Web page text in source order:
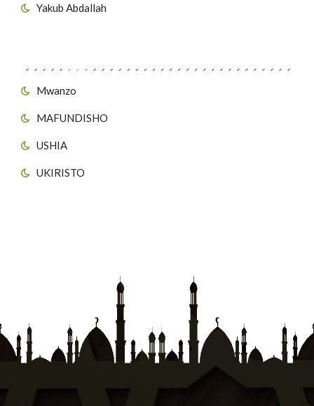
Yakub Abdallah
Mwanzo
MAFUNDISHO
USHIA
UKIRISTO